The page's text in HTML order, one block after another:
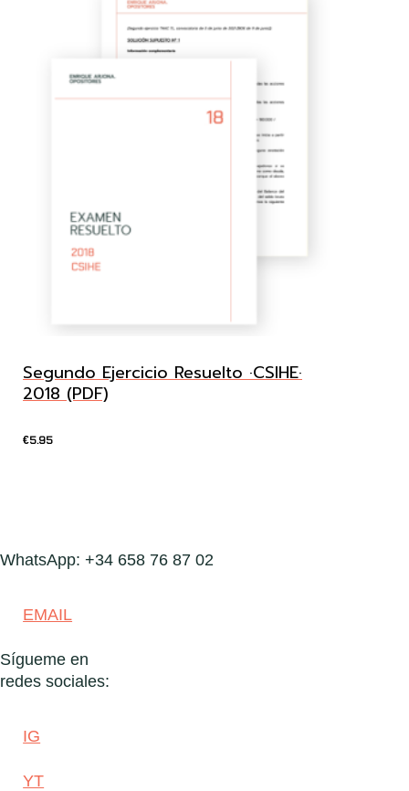
Segundo Ejercicio Resuelto ·CSIHE·
2018 (PDF)
€5.95
WhatsApp: +34 658 76 87 02
EMAIL
Sígueme en
redes sociales:
IG
YT